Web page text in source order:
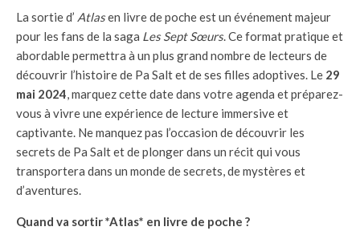
La sortie d’ Atlasen livre de poche est un événement majeur
pour les fans de la saga Les Sept Sœurs. Ce format pratique et
abordable permettra à un plus grand nombre de lecteurs de
découvrir l’histoire de Pa Salt et de ses filles adoptives. Le 29
mai 2024, marquez cette date dans votre agenda et préparez-
vous à vivre une expérience de lecture immersive et
captivante. Ne manquez pas l’occasion de découvrir les
secrets de Pa Salt et de plonger dans un récit qui vous
transportera dans un monde de secrets, de mystères et
d’aventures.
Quand va sortir *Atlas* en livre de poche ?